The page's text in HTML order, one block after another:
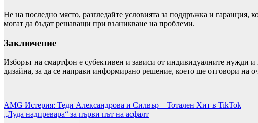
Не на последно място, разгледайте условията за поддръжка и гаранция,
могат да бъдат решаващи при възникване на проблеми.
Заключение
Изборът на смартфон е субективен и зависи от индивидуалните нужди и
дизайна, за да се направи информирано решение, което ще отговори на
Навигация
AMG Истерия: Теди Александрова и Силвър – Тотален Хит в TikTok
„Луда надпревара“ за първи път на асфалт